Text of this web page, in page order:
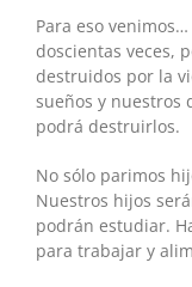
Para eso
doscientas veces,
destruidos por la
sueños y nuestros
podrá destruirlos.
No sólo parimos
Nuestros hijos
podrán estudiar.
para trabajar y